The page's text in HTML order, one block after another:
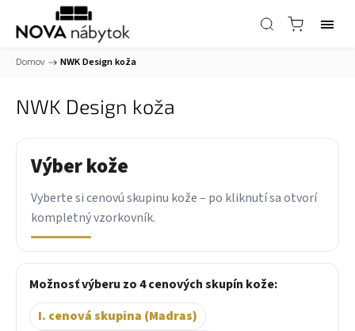
Domov / NWK Design koža
NWK Design koža
Výber kože
Vyberte si cenovú skupinu kože – po kliknutí sa otvorí
kompletný vzorkovník.
Možnosť výberu zo 4 cenových skupín kože:
I. cenová skupina (Madras)